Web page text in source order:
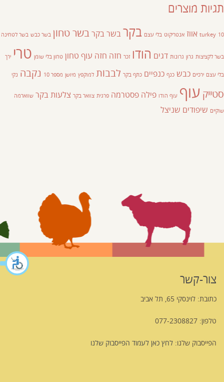
תגיות מוצרים
10
turkey אווז אנטריקוט בלי עצם בקרבשר בקרבשר טחון בשר כבש בשר לטחינה
בשר לקציצות גרון גרונות דגים הודו זכר חזה חזה עוף טחון טחון בלי שומן טרי ירך
בלי עצם ירכיים כבש כנף כנפיים כתף בקר לבבות למוקפץ מיושן מספר 10 נקבה נקי
סטייק עוף עוף הודו פילה פסטרמה פרגית צוואר בקר צלעות בקר שווארמה
שוקיים שיפודים שניצל
צור-קשר
כתובת: לוינסקי 65, תל אביב
טלפון: 077-2308827
הפייסבוק שלנו: לחץ כאן לעמוד הפייסבוק שלנו